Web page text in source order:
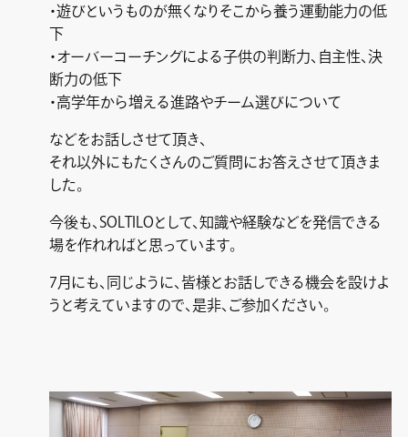
・遊びというものが無くなりそこから養う運動能力の低
下
・オーバーコーチングによる子供の判断力、自主性、決
断力の低下
・高学年から増える進路やチーム選びについて
などをお話しさせて頂き、
それ以外にもたくさんのご質問にお答えさせて頂きま
した。
今後も、SOLTILOとして、知識や経験などを発信できる
場を作れればと思っています。
7月にも、同じように、皆様とお話しできる機会を設けよ
うと考えていますので、是非、ご参加ください。